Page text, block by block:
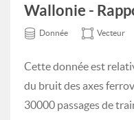
Wallonie -
Donnée Vecteur
Cette donnée est
du bruit des axes
30000 passages de